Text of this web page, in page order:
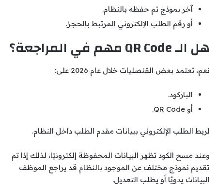
آخر نموذج تم حفظه بالنظام.
أو رقم الطلب الإلكتروني المرتبط بالحجز.
هل الـ QR Code مهم في المراجعة؟
نعم، تعتمد بعض القنصليات خلال عام 2026 على:
الباركود.
أو QR Code.
لربط الطلب الإلكتروني ببيانات مقدم الطلب داخل النظام.
وعند مسح الكود تظهر البيانات المحفوظة إلكترونيًا، لذلك إذا تم
تقديم نموذج مختلف عن الموجود بالنظام قد يراجع الموظف
البيانات يدويًا أو يطلب التعديل.